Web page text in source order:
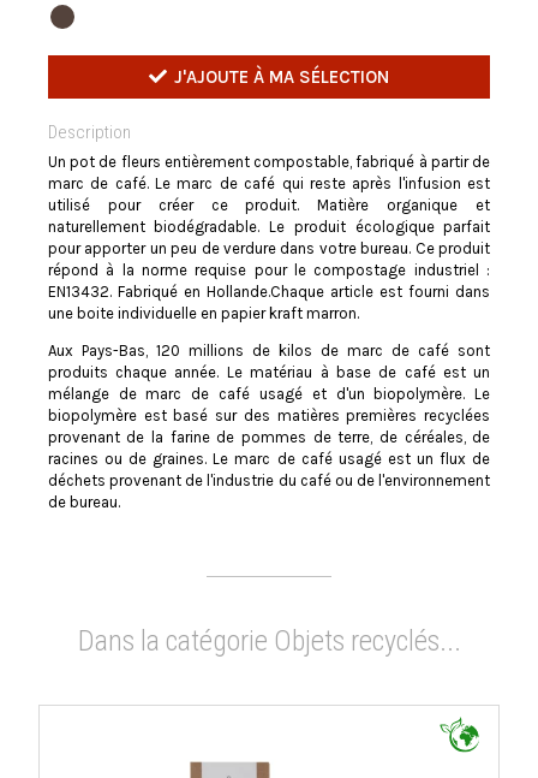
J'AJOUTE À MA SÉLECTION
Description
Un pot de fleurs entièrement compostable, fabriqué à partir de
marc de café. Le marc de café qui reste après l'infusion est
utilisé pour créer ce produit. Matière organique et
naturellement biodégradable. Le produit écologique parfait
pour apporter un peu de verdure dans votre bureau. Ce produit
répond à la norme requise pour le compostage industriel :
EN13432. Fabriqué en Hollande.Chaque article est fourni dans
une boite individuelle en papier kraft marron.
Aux Pays-Bas, 120 millions de kilos de marc de café sont
produits chaque année. Le matériau à base de café est un
mélange de marc de café usagé et d'un biopolymère. Le
biopolymère est basé sur des matières premières recyclées
provenant de la farine de pommes de terre, de céréales, de
racines ou de graines. Le marc de café usagé est un flux de
déchets provenant de l'industrie du café ou de l'environnement
de bureau.
Dans la catégorie Objets recyclés...